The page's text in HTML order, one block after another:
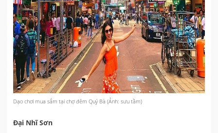
Dạo chơi mua sắm tại chợ đêm Quý Bà (Ảnh: sưu tầm)
Đại Nhĩ Sơn